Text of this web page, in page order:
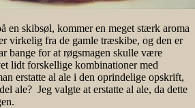
en skibsøl, kommer en meget stærk aroma
virkelig fra de gamle træskibe, og den er
bange for at røgsmagen skulle være
lidt forskellige kombinationer med
erstatte al ale i den oprindelige opskrift,
ale? Jeg valgte at erstatte al ale, da dette